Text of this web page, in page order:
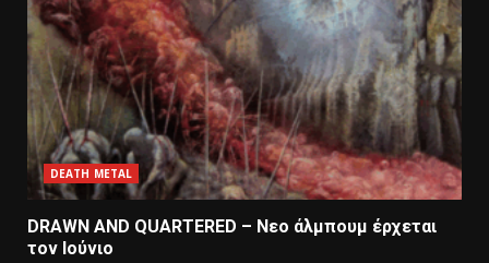
DEATH METAL
DRAWN AND QUARTERED – Nεο άλμπουμ έρχεται
τον Ιούνιο